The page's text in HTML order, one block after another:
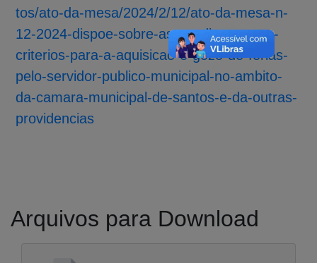
tos/ato-da-mesa/2024/2/12/ato-da-mesa-n-
12-2024-dispoe-sobre-as-condicoes-e-os-
criterios-para-a-aquisicao-e-gozo-de-ferias-
pelo-servidor-publico-municipal-no-ambito-
da-camara-municipal-de-santos-e-da-outras-
providencias
Arquivos para Download